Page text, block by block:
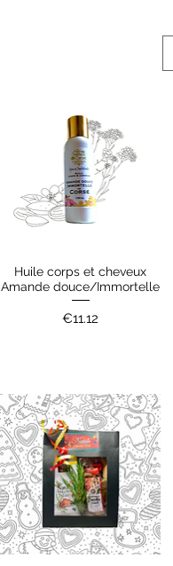
Quick View
Huile corps et cheveux
Amande douce/Immortelle
Price
€11.12